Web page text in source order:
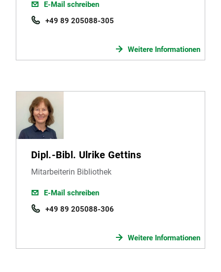
E-Mail schreiben
+49 89 205088-305
Weitere Informationen
Dipl.-Bibl. Ulrike Gettins
Mitarbeiterin Bibliothek
E-Mail schreiben
+49 89 205088-306
Weitere Informationen